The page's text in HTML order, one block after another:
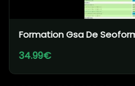
Formation Gsa De
34.99€